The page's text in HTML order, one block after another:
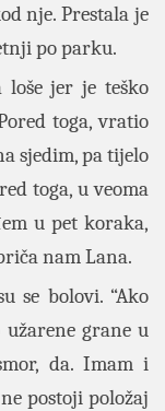
nje.Prestala je
po parku.
loše jer je teško
toga, vratio
sjedim, pa tijelo
toga, u veoma
u pet koraka,
nam Lana.
se bolovi. “Ako
grane u
da. Imam i
postoji položaj